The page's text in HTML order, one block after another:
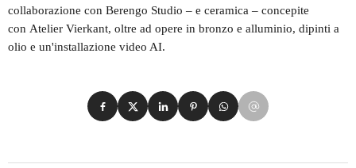
collaborazione con Berengo Studio – e ceramica – concepite
con Atelier Vierkant, oltre ad opere in bronzo e alluminio, dipinti a
olio e un'installazione video AI.
Condividi su Facebook
Condividi su X
Condividi su LinkedIn
Condividi su Pinterest
Condividi su WhatsApp
Condividi su Email